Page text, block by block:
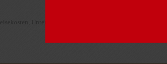
Unternehmensbesteurung